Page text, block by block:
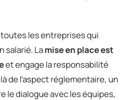
les entreprises qui
salarié. Lamise en place est
et engage la responsabilité
de l’aspect réglementaire, un
le dialogue avec les équipes,